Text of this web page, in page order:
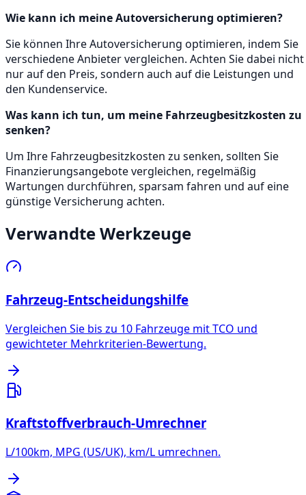
Wie kann ich meine Autoversicherung optimieren?
Sie können Ihre Autoversicherung optimieren, indem Sie
verschiedene Anbieter vergleichen. Achten Sie dabei nicht
nur auf den Preis, sondern auch auf die Leistungen und
den Kundenservice.
Was kann ich tun, um meine Fahrzeugbesitzkosten zu
senken?
Um Ihre Fahrzeugbesitzkosten zu senken, sollten Sie
Finanzierungsangebote vergleichen, regelmäßig
Wartungen durchführen, sparsam fahren und auf eine
günstige Versicherung achten.
Verwandte Werkzeuge
Fahrzeug-Entscheidungshilfe
Vergleichen Sie bis zu 10 Fahrzeuge mit TCO und
gewichteter Mehrkriterien-Bewertung.
Kraftstoffverbrauch-Umrechner
L/100km, MPG (US/UK), km/L umrechnen.